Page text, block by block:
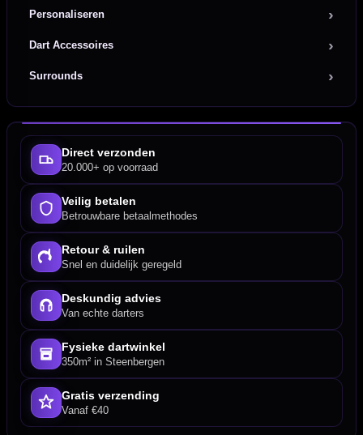
Personaliseren
Dart Accessoires
Surrounds
Direct verzonden
20.000+ op voorraad
Veilig betalen
Betrouwbare betaalmethodes
Retour & ruilen
Snel en duidelijk geregeld
Deskundig advies
Van echte darters
Fysieke dartwinkel
350m² in Steenbergen
Gratis verzending
Vanaf €40